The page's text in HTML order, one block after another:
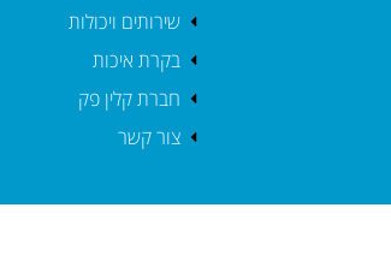
שירותים ויכולות
בקרת איכות
חברת קלין פק
צור קשר